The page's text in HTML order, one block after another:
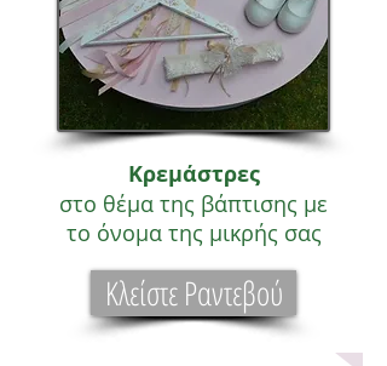
Κρεμάστρες
στο θέμα της βάπτισης με
το όνομα της μικρής σας
Κλείστε Ραντεβού